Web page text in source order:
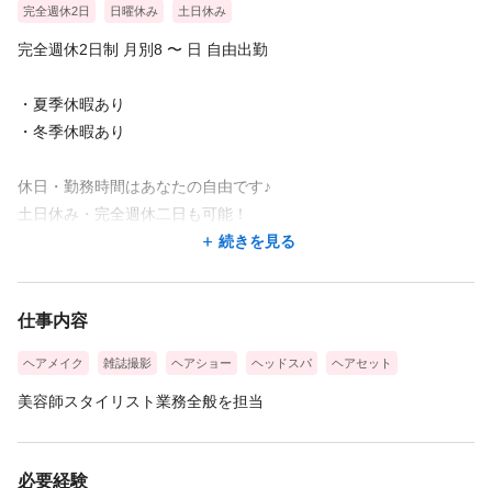
価格設定
artinaを選んだ理由とは！
・出産後でも、体調に合わせた働き方をできて負担なく現場復帰
・個人事業主としての働き方について親身に相談に乗ってくれる
環境です！（26歳 女性）
タッフ思いのサロンです！（30歳男性）
・月に一回会社でセミナーを開催してくれるので、技術向上はも
ちろん、ブランクがあっても安心してお客様に接客をできていま
・働いた分だけ給与に反映され、拘束時間も減り子供と過ごす時
完全週休2日 日曜休み 土日休み
完全週休2日制 月別8 〜 日 自由出勤
・夏季休暇あり
・冬季休暇あり
休日・勤務時間はあなたの自由です♪
土日休み・完全週休二日も可能！
自分の予定に合わせて働けます。続きを見る
仕事内容
ヘアメイク 雑誌撮影 ヘアショー ヘッドスパ ヘアセット
美容師スタイリスト業務全般を担当
必要経験